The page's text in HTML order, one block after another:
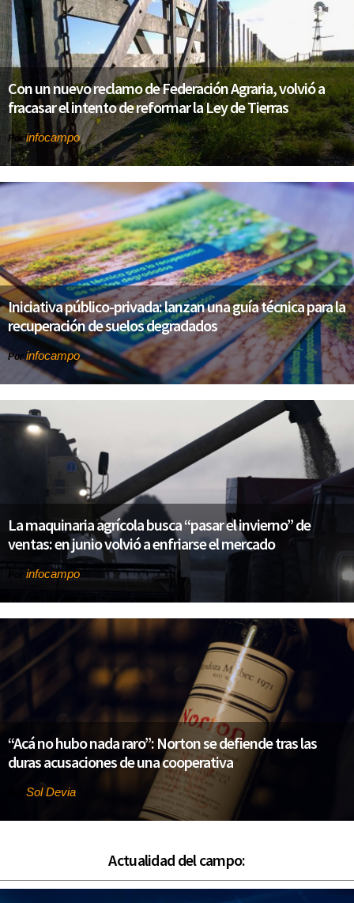
Con un nuevo reclamo de Federación Agraria, volvió a
fracasar el intento de reformar la Ley de Tierras
Porinfocampo
Iniciativa público-privada: lanzan una guía técnica para la
recuperación de suelos degradados
Porinfocampo
La maquinaria agrícola busca “pasar el invierno” de
ventas: en junio volvió a enfriarse el mercado
infocampo
“Acá no hubo nada raro”: Norton se defiende tras las
duras acusaciones de una cooperativa
Sol Devia
Actualidad del campo: